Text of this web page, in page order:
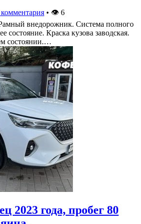
• 👁 6
внедорожник. Система полного
состояние. Краска кузова заводская.
состоянии.…
2023 года, пробег 80